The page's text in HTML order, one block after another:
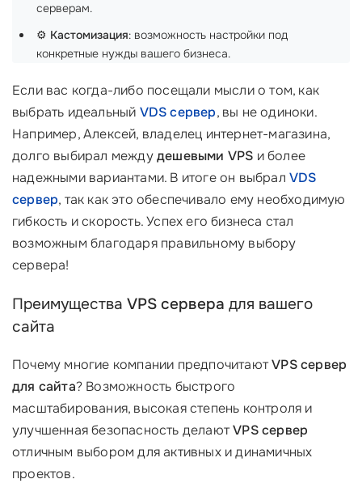
серверам.
⚙️ Кастомизация: возможность настройки под
конкретные нужды вашего бизнеса.
Если вас когда-либо посещали мысли о том, как
выбрать идеальный VDS сервер, вы не одиноки.
Например, Алексей, владелец интернет-магазина,
долго выбирал междудешевыми VPS и более
надежными вариантами. В итоге он выбралVDS
сервер, так как это обеспечивало ему необходимую
гибкость и скорость. Успех его бизнеса стал
возможным благодаря правильному выбору
сервера!
Преимущества VPS сервера для вашего
сайта
Почему многие компании предпочитаютVPS сервер
для сайта? Возможность быстрого
масштабирования, высокая степень контроля и
улучшенная безопасность делаютVPS сервер
отличным выбором для активных и динамичных
проектов.